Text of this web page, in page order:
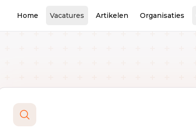
Home Vacatures Artikelen Organisaties